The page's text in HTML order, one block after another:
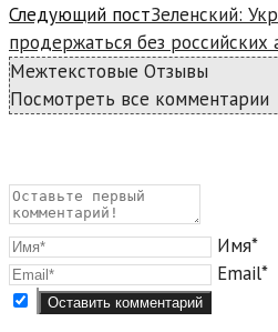
Следующий постЗеленский:
продержаться без российских
Межтекстовые Отзывы
Посмотреть все комментарии
Имя*
Email*